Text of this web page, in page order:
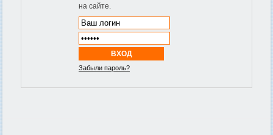
на сайте.
Забыли пароль?